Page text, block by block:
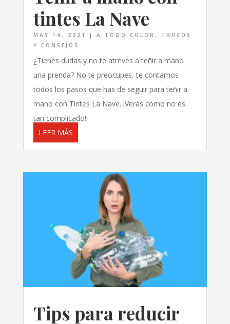
tintes La Nave
MAY 14, 2021 | A TODO COLOR , TRUCOS
Y CONSEJOS
¿Tienes dudas y no te atreves a teñir a mano
una prenda? No te preocupes, te contamos
todos los pasos que has de seguir para teñir a
mano con Tintes La Nave. ¡Verás como no es
tan complicado!
LEER MÁS
Tips para reducir